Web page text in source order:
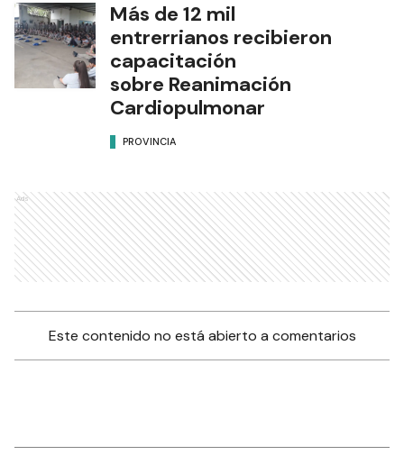
Más de 12 mil
entrerrianos recibieron
capacitación
sobre Reanimación
Cardiopulmonar
PROVINCIA
Ads
Este contenido no está abierto a comentarios